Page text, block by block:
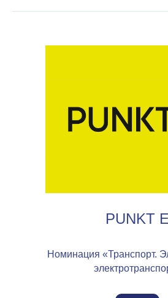
PUNKT E
Номинация «Транспорт.